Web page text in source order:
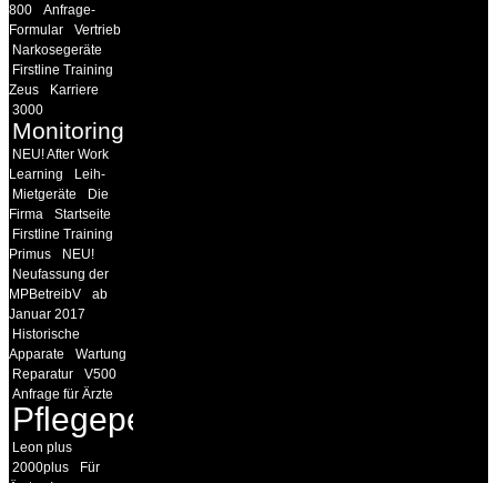
800
Anfrage-
Formular
Vertrieb
Narkosegeräte
Firstline Training
Zeus
Karriere
3000
Monitoring
NEU! After Work
Learning
Leih-
Mietgeräte
Die
Firma
Startseite
Firstline Training
Primus
NEU!
Neufassung der
MPBetreibV
ab
Januar 2017
Historische
Apparate
Wartung
Reparatur
V500
Anfrage für Ärzte
Pflegepersonal
Leon plus
2000plus
Für